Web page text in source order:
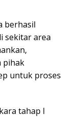
berhasil
sekitar area
pihak
untuk proses
tahap I